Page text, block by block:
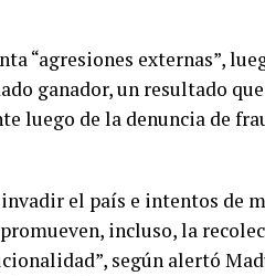
“agresiones externas”,
ganador, un resultado
luego de la denuncia de
el país e intentos de
incluso, la
según alertó